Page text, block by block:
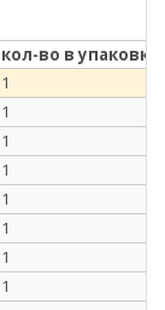
кол-во в упаковке
1
1
1
1
1
1
1
1